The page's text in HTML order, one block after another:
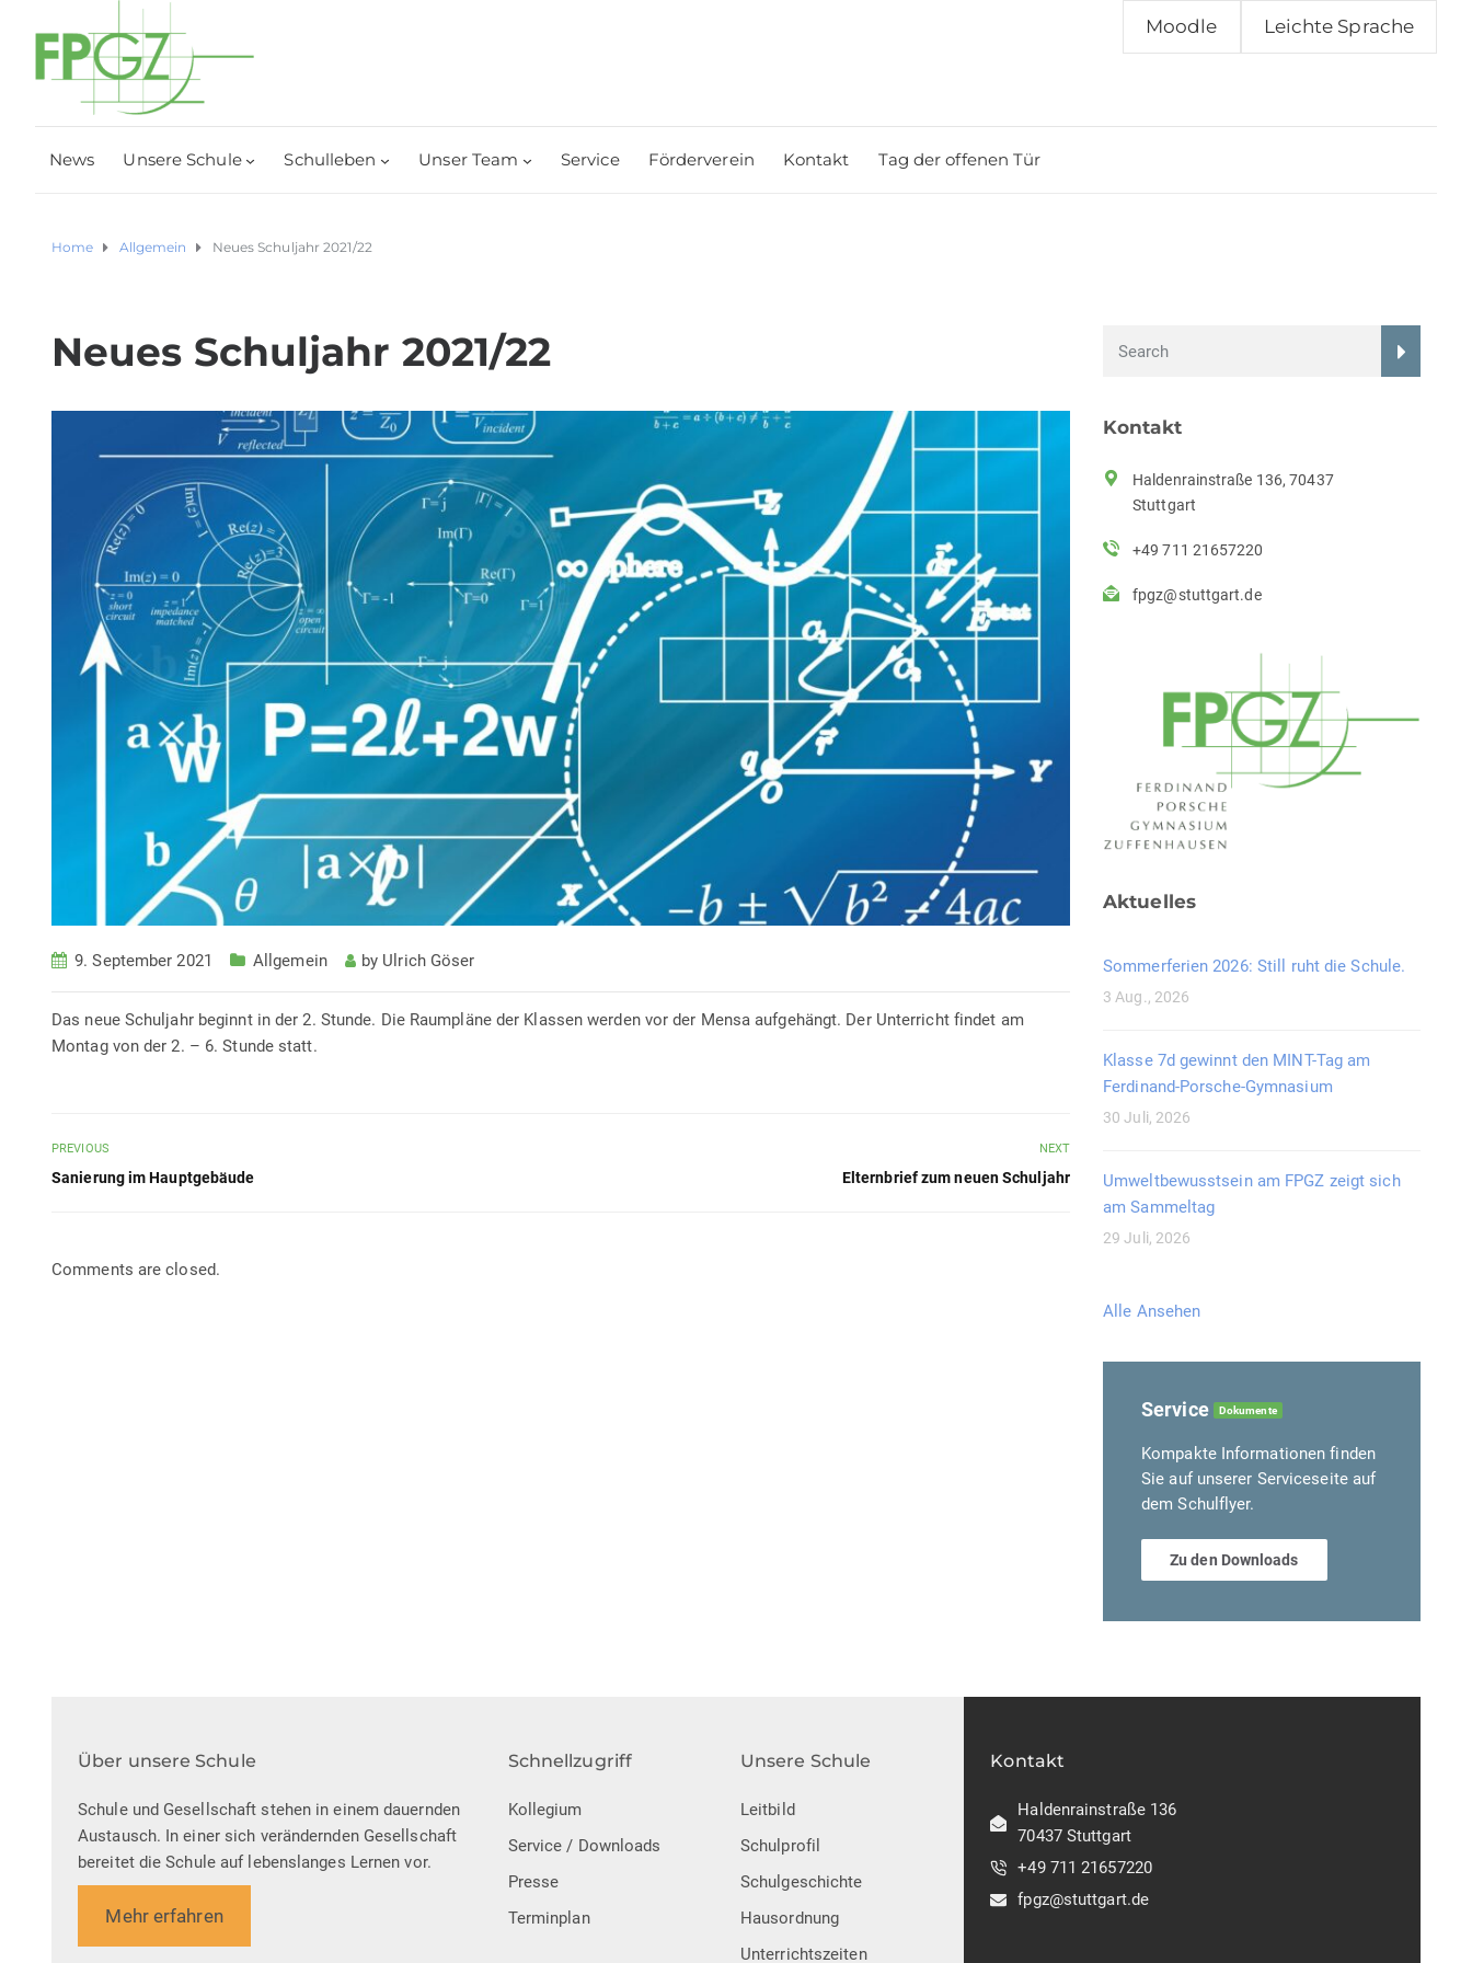
Moodle Leichte Sprache
News Unsere Schule Schulleben Unser Team Service Förderverein Kontakt Tag der offenen Tür
Home Allgemein Neues Schuljahr 2021/22
Neues Schuljahr 2021/22
9. September 2021 Allgemein by Ulrich Göser
Das neue Schuljahr beginnt in der 2. Stunde. Die Raumpläne der Klassen werden vor der Mensa aufgehängt. Der Unterricht findet am
Montag von der 2. – 6. Stunde statt.
PREVIOUS
Sanierung im Hauptgebäude
NEXT
Elternbrief zum neuen Schuljahr
Comments are closed.
Kontakt
Haldenrainstraße 136, 70437
Stuttgart
+49 711 21657220
fpgz@stuttgart.de
Aktuelles
Sommerferien 2026: Still ruht die Schule.
3 Aug., 2026
Klasse 7d gewinnt den MINT-Tag am
Ferdinand-Porsche-Gymnasium
30 Juli, 2026
Umweltbewusstsein am FPGZ zeigt sich
am Sammeltag
29 Juli, 2026
Alle Ansehen
Service Dokumente
Kompakte Informationen finden
Sie auf unserer Serviceseite auf
dem Schulflyer.
Zu den Downloads
Über unsere Schule
Schule und Gesellschaft stehen in einem dauernden
Austausch. In einer sich verändernden Gesellschaft
bereitet die Schule auf lebenslanges Lernen vor.
Mehr erfahren
Schnellzugriff
Kollegium
Service / Downloads
Presse
Terminplan
Unsere Schule
Leitbild
Schulprofil
Schulgeschichte
Hausordnung
Unterrichtszeiten
Kontakt
Haldenrainstraße 136
70437 Stuttgart
+49 711 21657220
fpgz@stuttgart.de